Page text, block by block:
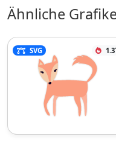
Ähnliche
SVG